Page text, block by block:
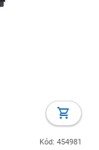
Kód: 454981